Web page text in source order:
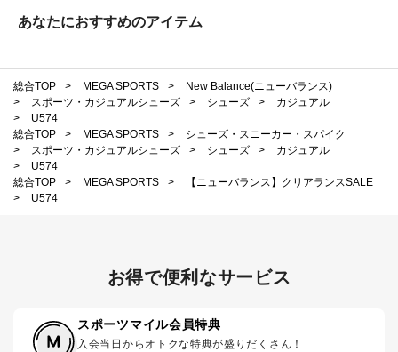
あなたにおすすめのアイテム
総合TOP > MEGA SPORTS >
New Balance(ニューバランス)
>
スポーツ・カジュアルシューズ > シューズ >
カジュアル
>
U574
総合TOP
> MEGA SPORTS >
シューズ・スニーカー・スパイク
>
スポーツ・カジュアルシューズ > シューズ >
カジュアル
>
U574
総合TOP
> MEGA SPORTS >
【ニューバランス】クリアランスSALE
>
U574
お得で便利なサービス
スポーツマイル会員特典
入会当日からオトクな特典が盛りだくさん！